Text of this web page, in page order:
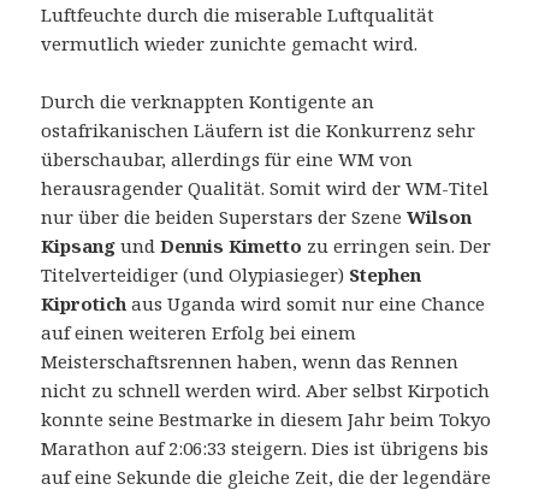
Luftfeuchte durch die miserable Luftqualität
vermutlich wieder zunichte gemacht wird.
Durch die verknappten Kontigente an
ostafrikanischen Läufern ist die Konkurrenz sehr
überschaubar, allerdings für eine WM von
herausragender Qualität. Somit wird der WM-Titel
nur über die beiden Superstars der SzeneWilson
Kipsang undDennis Kimetto zu erringen sein. Der
Titelverteidiger (und Olypiasieger) Stephen
Kiprotich aus Uganda wird somit nur eine Chance
auf einen weiteren Erfolg bei einem
Meisterschaftsrennen haben, wenn das Rennen
nicht zu schnell werden wird. Aber selbst Kirpotich
konnte seine Bestmarke in diesem Jahr beim Tokyo
Marathon auf 2:06:33 steigern. Dies ist übrigens bis
auf eine Sekunde die gleiche Zeit, die der legendäre